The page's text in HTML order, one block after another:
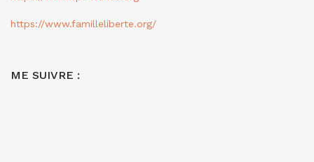
https://www.familleliberte.org/
ME SUIVRE :